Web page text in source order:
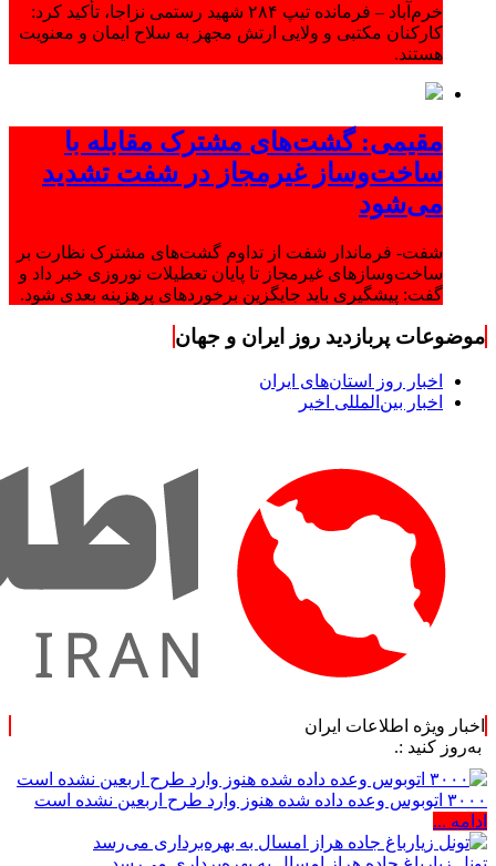
خرم‌آباد – فرمانده تیپ ۲۸۴ شهید رستمی نزاجا، تأکید کرد:
کارکنان مکتبی و ولایی ارتش مجهز به سلاح ایمان و معنویت
هستند.
مقیمی: گشت‌های مشترک مقابله با
ساخت‌وساز غیرمجاز در شفت تشدید
می‌شود
شفت- فرماندار شفت از تداوم گشت‌های مشترک نظارت بر
ساخت‌وسازهای غیرمجاز تا پایان تعطیلات نوروزی خبر داد و
گفت: پیشگیری باید جایگزین برخوردهای پرهزینه بعدی شود.
موضوعات پربازدید روز ایران و جهان
اخبار روز استان‌های ایران
اخبار بین‌المللی اخیر
اخبار ویژه اطلاعات ایران
۳۰۰۰ اتوبوس وعده داده شده هنوز وارد طرح اربعین نشده است
ادامه ...